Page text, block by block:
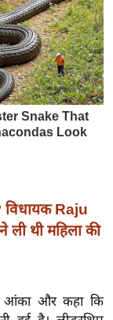
Raju
थी महिला की
आंका और कहा कि